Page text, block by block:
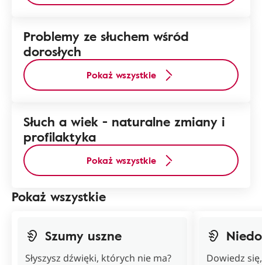
Problemy ze słuchem wśród
dorosłych
Pokaż wszystkie
Słuch a wiek - naturalne zmiany i
profilaktyka
Pokaż wszystkie
Pokaż wszystkie
Szumy uszne
Słyszysz dźwięki, których nie ma?
Dowiedz